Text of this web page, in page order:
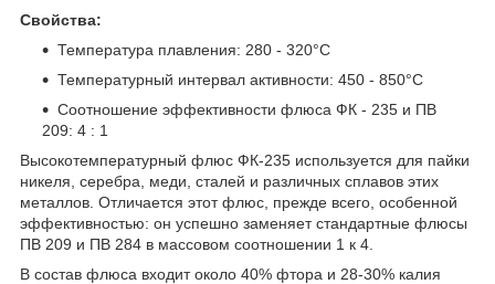
Свойства:
Температура плавления: 280 - 320°С
Температурный интервал активности: 450 - 850°С
Соотношение эффективности флюса ФК - 235 и ПВ
209: 4 : 1
Высокотемпературный флюс ФК-235 используется для пайки
никеля, серебра, меди, сталей и различных сплавов этих
металлов. Отличается этот флюс, прежде всего, особенной
эффективностью: он успешно заменяет стандартные флюсы
ПВ 209 и ПВ 284 в массовом соотношении 1 к 4.
В состав флюса входит около 40% фтора и 28-30% калия